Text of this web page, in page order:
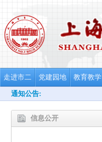
走进市二 党建园地 教育教学
通知公告:
信息公开